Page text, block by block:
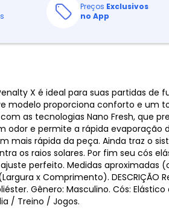
Preços Exclusivos
no App
X é ideal para suas partidas de
modelo proporciona conforto e um
as tecnologias Nano Fresh, que
odor e permite a rápida evaporação
mais rápida da peça. Ainda traz o
os raios solares. Por fim seu cós
perfeito. Medidas aproximadas
x Comprimento). DESCRIÇÃO
Gênero: Masculino. Cós:
/ Treino / Jogos.